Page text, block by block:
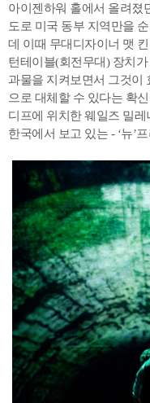
아이젠하워 홀에서 올려졌
도로 미국 동부 지역만을
데 이때 무대디자이너 맷
턴테이블(회전무대) 장치
과물을 지켜보면서 그것이
으로 대체할 수 있다는 확
디프에 위치한 웨일즈 밀
한국에서 보고 있는 - ‘뉴’